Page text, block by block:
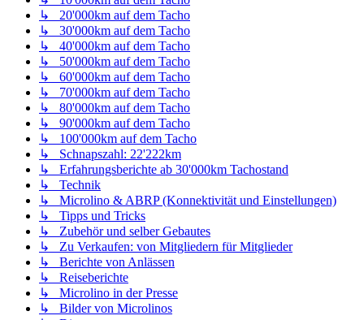
↳ 20'000km auf dem Tacho
↳ 30'000km auf dem Tacho
↳ 40'000km auf dem Tacho
↳ 50'000km auf dem Tacho
↳ 60'000km auf dem Tacho
↳ 70'000km auf dem Tacho
↳ 80'000km auf dem Tacho
↳ 90'000km auf dem Tacho
↳ 100'000km auf dem Tacho
↳ Schnapszahl: 22'222km
↳ Erfahrungsberichte ab 30'000km Tachostand
↳ Technik
↳ Microlino & ABRP (Konnektivität und Einstellungen)
↳ Tipps und Tricks
↳ Zubehör und selber Gebautes
↳ Zu Verkaufen: von Mitgliedern für Mitglieder
↳ Berichte von Anlässen
↳ Reiseberichte
↳ Microlino in der Presse
↳ Bilder von Microlinos